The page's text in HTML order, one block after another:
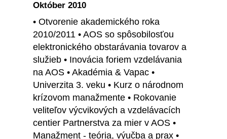
Október 2010
• Otvorenie akademického roka
2010/2011 • AOS so spôsobilosťou
elektronického obstarávania tovarov a
služieb • Inovácia foriem vzdelávania
na AOS • Akadémia & Vapac •
Univerzita 3. veku • Kurz o národnom
krízovom manažmente • Rokovanie
veliteľov výcvikových a vzdelávacích
centier Partnerstva za mier v AOS •
Manažment - teória, výučba a prax •